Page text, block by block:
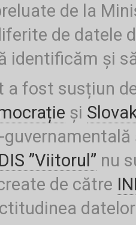
de la
de datele
identificăm și
a fost susțiun
și
”Viitorul” nu
de către